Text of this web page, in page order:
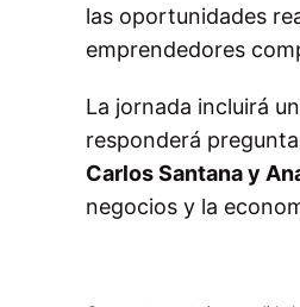
las oportunidades
emprendedores
La jornada incluirá
responderá
Carlos Santana y
negocios y la